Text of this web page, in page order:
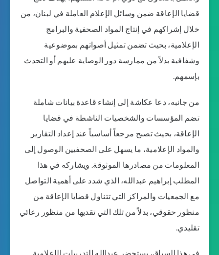
قضايا الإعاقة ضمن وسائل الإعلام العاملة في لبنان، من
خلال إشراكهم في إنتاج المواد الصحفية والبرامج
الإعلامية، بحيث تضمن تمثيل أصواتهم بموضوعية
وشفافية بدلاً من ممارسة دور الوصاية عليهم أو التحدث
بإسمهم.
من جانبه، دعا عكاشة إلى إنشاء قاعدة بيانات شاملة
تضم المؤسسات والشخصيات الناشطة في قضايا
الإعاقة، بحيث تصبح مرجعاً أساسياً عند إعداد التقارير
والمواد الإعلامية، ما يسهل على الصحفيين الوصول إلى
المعلومات من مصادرها الموثوقة. ويشاركه في هذا
المطلب إبراهيم عبدالله، الذي شدد على أهمية التواصل
مع الجمعيات والمراكز التي تتناول قضايا الإعاقة من
منظور حقوقي، بدلاً من تلك التي تقديها من منظور رعائي
تقليدي.
في هذا السياق، يستحضر عبدالله التدريبات الإعلامية